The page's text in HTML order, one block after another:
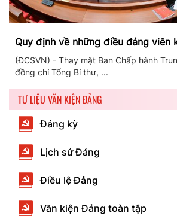
Quy định về những điều đảng viên
(ĐCSVN) - Thay mặt Ban Chấp hành
đồng chí Tổng Bí thư, ...
TƯ LIỆU VĂN KIỆN ĐẢNG
Đảng kỳ
Lịch sử Đảng
Điều lệ Đảng
Văn kiện Đảng toàn tập